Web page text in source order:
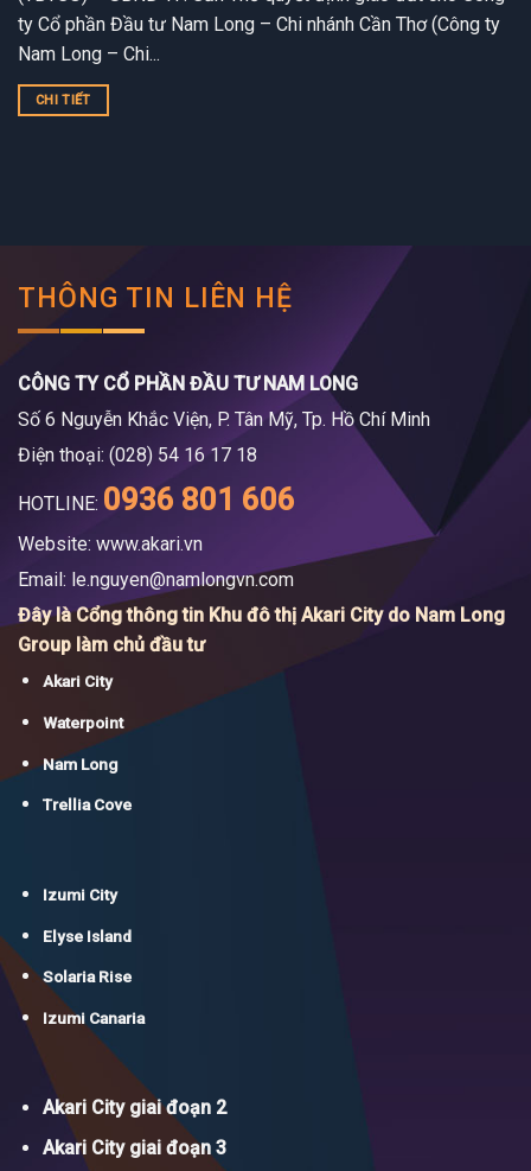
ty Cổ phần Đầu tư Nam Long – Chi nhánh Cần Thơ (Công ty
Nam Long – Chi...
CHI TIẾT
THÔNG TIN LIÊN HỆ
CÔNG TY CỔ PHẦN ĐẦU TƯ NAM LONG
Số 6 Nguyễn Khắc Viện, P. Tân Mỹ, Tp. Hồ Chí Minh
Điện thoại: (028) 54 16 17 18
HOTLINE: 0936 801 606
Website: www.akari.vn
Email: le.nguyen@namlongvn.com
Đây là Cổng thông tin Khu đô thị Akari City do Nam Long
Group làm chủ đầu tư
Akari City
Waterpoint
Nam Long
Trellia Cove
Izumi City
Elyse Island
Solaria Rise
Izumi Canaria
Akari City giai đoạn 2
Akari City giai đoạn 3